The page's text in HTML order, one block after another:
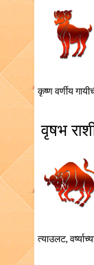
कृष्ण वर्णीय
वृषभ
त्याउलट,